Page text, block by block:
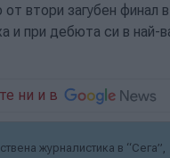
втори загубен финал
и при дебюта си в най-
ни и в
журналистика в “Сега”,